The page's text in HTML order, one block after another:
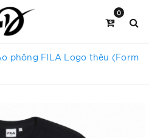
0
phông FILA Logo thêu (Form